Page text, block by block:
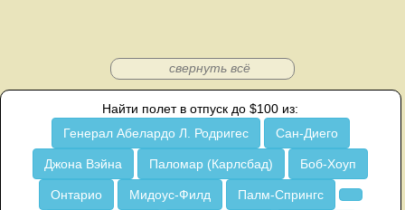
свернуть всё
Найти полет в отпуск до $100 из:
Генерал Абелардо Л. Родригес
Сан-Диего
Джона Вэйна Паломар (Карлсбад) Боб-Хоуп
Онтарио Мидоус-Филд Палм-Спрингс